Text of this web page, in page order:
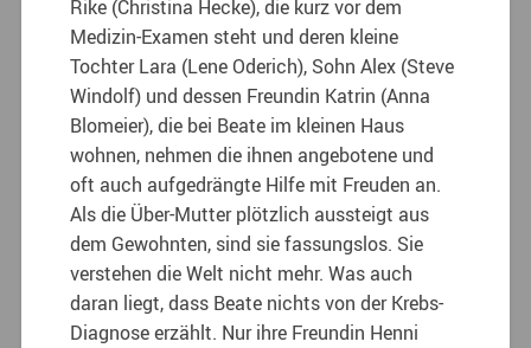
Rike (Christina Hecke), die kurz vor dem
Medizin-Examen steht und deren kleine
Tochter Lara (Lene Oderich), Sohn Alex (Steve
Windolf) und dessen Freundin Katrin (Anna
Blomeier), die bei Beate im kleinen Haus
wohnen, nehmen die ihnen angebotene und
oft auch aufgedrängte Hilfe mit Freuden an.
Als die Über-Mutter plötzlich aussteigt aus
dem Gewohnten, sind sie fassungslos. Sie
verstehen die Welt nicht mehr. Was auch
daran liegt, dass Beate nichts von der Krebs-
Diagnose erzählt. Nur ihre Freundin Henni